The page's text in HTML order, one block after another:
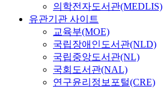
의학전자도서관(MEDLIS)
유관기관 사이트
교육부(MOE)
국립장애인도서관(NLD)
국립중앙도서관(NL)
국회도서관(NAL)
연구윤리정보포털(CRE)